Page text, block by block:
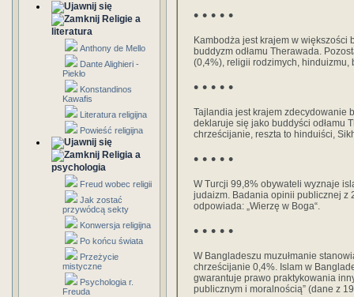
Religie a
literatura
Anthony de Mello
Dante Alighieri -
Piekło
Konstandinos
Kawafis
Literatura religijna
Powieść religijna
Religia a
psychologia
Freud wobec religii
Jak zostać
przywódcą sekty
Konwersja religijna
Po końcu świata
Przeżycie
mistyczne
Psychologia r.
Freuda
• • • • •
Kambodża jest krajem w
buddyzm odłamu Therawada.
(0,4%), religii rodzimych, hinduizmu,
• • • • •
Tajlandia jest krajem zdecydowanie
deklaruje się jako buddyści odłamu
chrześcijanie, reszta to hinduiści,
• • • • •
W Turcji 99,8% obywateli wyznaje
judaizm. Badania opinii publicznej z
odpowiada: „Wierzę w Boga“.
• • • • •
W Bangladeszu muzułmanie
chrześcijanie 0,4%. Islam w
gwarantuje prawo praktykowania
publicznym i moralnością” (dane z